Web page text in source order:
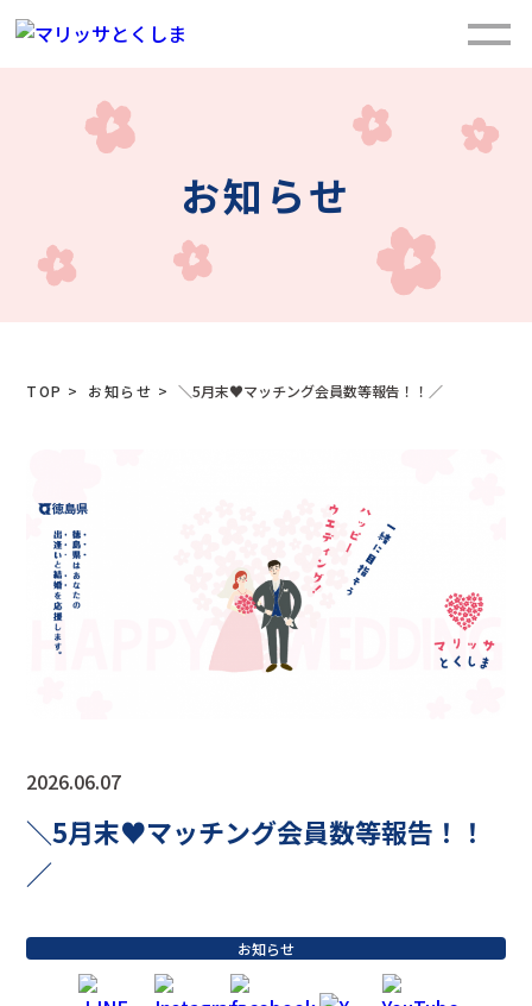
お知らせ
TOP > お知らせ > ＼5月末♥マッチング会員数等報告！！／
2026.06.07
＼5月末♥マッチング会員数等報告！！
／
お知らせ